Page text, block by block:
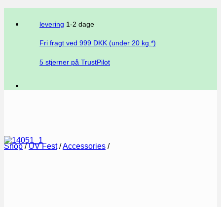
levering 1-2 dage
Fri fragt ved 999 DKK (under 20 kg.*)
5 stjerner på TrustPilot
Shop / UV Fest /Accessories /